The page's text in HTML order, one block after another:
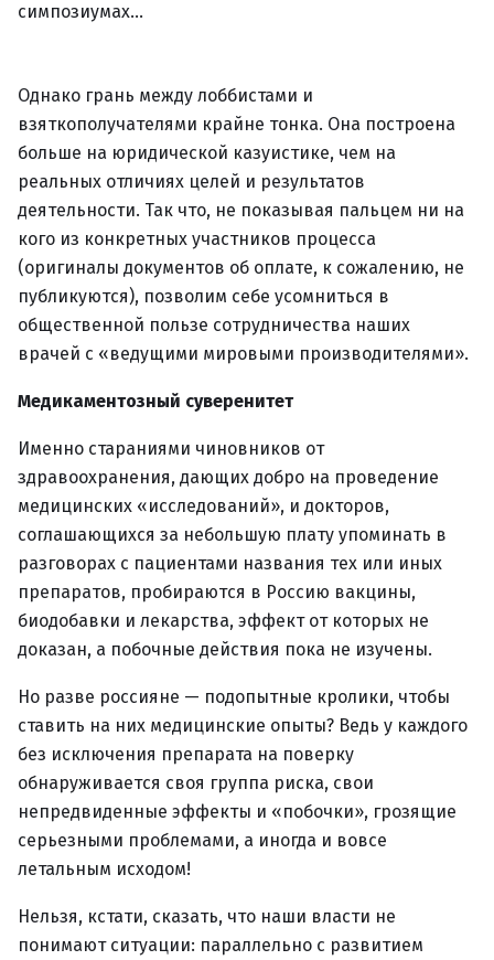
симпозиумах…
Однако грань между лоббистами и
взяткополучателями крайне тонка. Она построена
больше на юридической казуистике, чем на
реальных отличиях целей и результатов
деятельности. Так что, не показывая пальцем ни на
кого из конкретных участников процесса
(оригиналы документов об оплате, к сожалению, не
публикуются), позволим себе усомниться в
общественной пользе сотрудничества наших
врачей с «ведущими мировыми производителями».
Медикаментозный суверенитет
Именно стараниями чиновников от
здравоохранения, дающих добро на проведение
медицинских «исследований», и докторов,
соглашающихся за небольшую плату упоминать в
разговорах с пациентами названия тех или иных
препаратов, пробираются в Россию вакцины,
биодобавки и лекарства, эффект от которых не
доказан, а побочные действия пока не изучены.
Но разве россияне — подопытные кролики, чтобы
ставить на них медицинские опыты? Ведь у каждого
без исключения препарата на поверку
обнаруживается своя группа риска, свои
непредвиденные эффекты и «побочки», грозящие
серьезными проблемами, а иногда и вовсе
летальным исходом!
Нельзя, кстати, сказать, что наши власти не
понимают ситуации: параллельно с развитием